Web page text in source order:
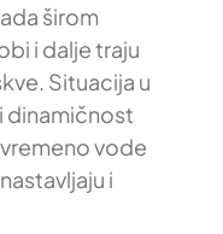
širom
i dalje traju
Situacija u
dinamičnost
vode
i